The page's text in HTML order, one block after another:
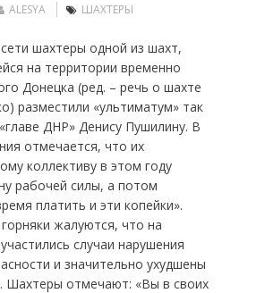
ALESYA ШАХТЕРЫ
шахтеры одной из шахт,
на территории временно
Донецка (ред. – речь о шахте
разместили «ультиматум» так
ДНР» Денису Пушилину. В
отмечается, что их
коллективу в этом году
рабочей силы, а потом
платить и эти копейки».
жалуются, что на
случаи нарушения
и значительно ухудшены
Шахтеры отмечают: «Вы в своих